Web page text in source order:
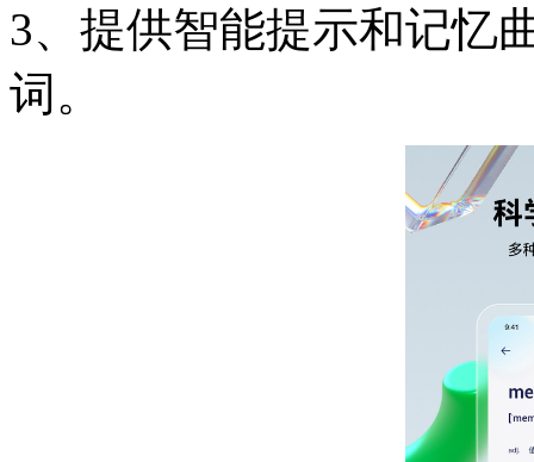
3、提供智能提示和记忆
词。